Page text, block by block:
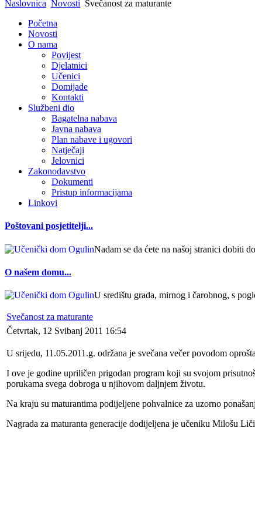
Naslovnica Novosti Svečanost za maturante
Početna
Novosti
O nama
Povijest
Djelatnici
Učenici
Domijade
Kontakti
Službeni dio
Bagatelna nabava
Javna nabava
Plan nabave i ugovori
Natječaji
Jelovnici
Zakonodavstvo
Dokumenti
Pristup informacijama
Linkovi
Poštovani posjetitelji...
Nadam se da ćete na našoj stranici dobiti
O našem domu...
U središtu grada, mirnog i čarobnog, s
Svečanost za maturante
Četvrtak, 12 Svibanj 2011 16:54
U srijedu, 11.05.2011.g. održana je svečana večer povodom
I ove je godine upriličen prigodan program koji su svojom
porukama svega dobroga u njihovom daljnjem životu.
Na kraju su maturantima podijeljene pohvalnice za uzorno
Nagrada za maturanta generacije dodijeljena je učeniku Milošu